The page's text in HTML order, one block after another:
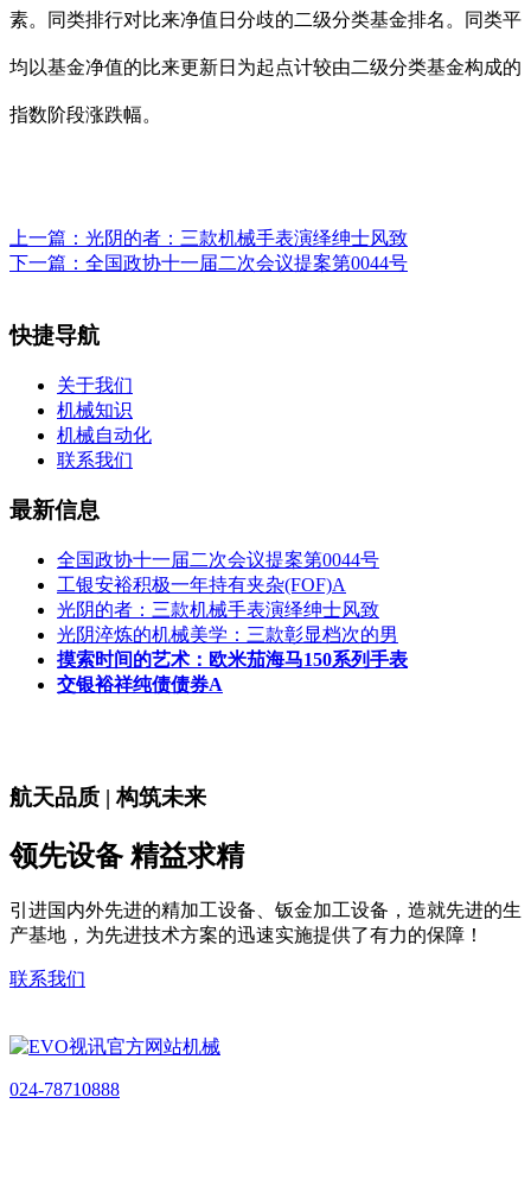
素。同类排行对比来净值日分歧的二级分类基金排名。同类平
均以基金净值的比来更新日为起点计较由二级分类基金构成的
指数阶段涨跌幅。
上一篇： 光阴的者：三款机械手表演绎绅士风致
下一篇： 全国政协十一届二次会议提案第0044号
快捷导航
关于我们
机械知识
机械自动化
联系我们
最新信息
全国政协十一届二次会议提案第0044号
工银安裕积极一年持有夹杂(FOF)A
光阴的者：三款机械手表演绎绅士风致
光阴淬炼的机械美学：三款彰显档次的男
摸索时间的艺术：欧米茄海马150系列手表
交银裕祥纯债债券A
航天品质 | 构筑未来
领先设备 精益求精
引进国内外先进的精加工设备、钣金加工设备，造就先进的生
产基地，为先进技术方案的迅速实施提供了有力的保障！
联系我们
024-78710888